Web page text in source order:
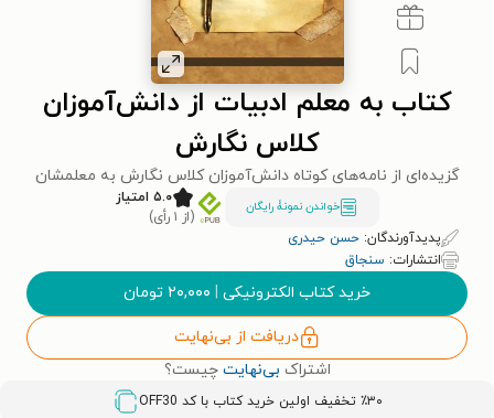
کتاب به معلم ادبیات از دانش‌آموزان
کلاس نگارش
گزیده‌ای از نامه‌های کوتاه دانش‌آموزان کلاس نگارش به معلمشان
خواندن نمونۀ رایگان
۵.۰ امتیاز
(از ۱ رأی)
پدیدآورندگان: حسن حیدری
انتشارات: سنجاق
خرید کتاب الکترونیکی | ۲۰,۰۰۰ تومان
دریافت از بی‌نهایت
اشتراک بی‌نهایت چیست؟
٪۳۰ تخفیف اولین خرید کتاب با کد OFF30